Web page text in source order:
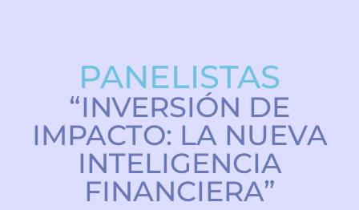
PANELISTAS
“INVERSIÓN DE
IMPACTO: LA NUEVA
INTELIGENCIA
FINANCIERA”